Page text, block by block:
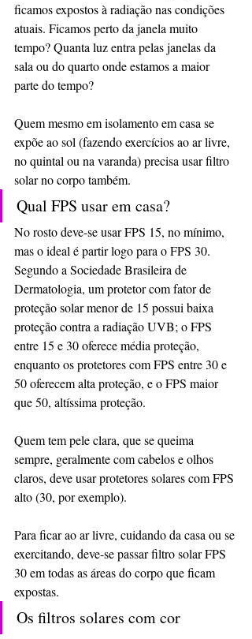
ficamos expostos à radiação nas condições
atuais. Ficamos perto da janela muito
tempo? Quanta luz entra pelas janelas da
sala ou do quarto onde estamos a maior
parte do tempo?
Quem mesmo em isolamento em casa se
expõe ao sol (fazendo exercícios ao ar livre,
no quintal ou na varanda) precisa usar filtro
solar no corpo também.
Qual FPS usar em casa?
No rosto deve-se usar FPS 15, no mínimo,
mas o ideal é partir logo para o FPS 30.
Segundo a Sociedade Brasileira de
Dermatologia, um protetor com fator de
proteção solar menor de 15 possui baixa
proteção contra a radiação UVB; o FPS
entre 15 e 30 oferece média proteção,
enquanto os protetores com FPS entre 30 e
50 oferecem alta proteção, e o FPS maior
que 50, altíssima proteção.
Quem tem pele clara, que se queima
sempre, geralmente com cabelos e olhos
claros, deve usar protetores solares com FPS
alto (30, por exemplo).
Para ficar ao ar livre, cuidando da casa ou se
exercitando, deve-se passar filtro solar FPS
30 em todas as áreas do corpo que ficam
expostas.
Os filtros solares com cor